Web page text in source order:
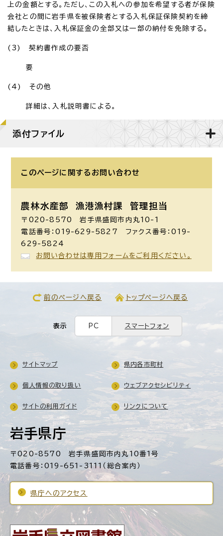
上の金額とする。ただし、この入札への参加を希望する者が保険
会社との間に岩手県を被保険者とする入札保証保険契約を締
結したときは、入札保証金の全部又は一部の納付を免除する。
(3) 契約書作成の要否
要
(4) その他
詳細は、入札説明書による。
添付ファイル
このページに関する お問い合わせ
農林水産部 漁港漁村課 管理担当
〒020-8570 岩手県盛岡市内丸10-1
電話番号：019-629-5827 ファクス番号：019-
629-5824
お問い合わせは専用フォームをご利用ください。
前のページへ戻る トップページへ戻る
表示 PC スマートフォン
岩手県庁
〒020-8570 岩手県盛岡市内丸10番1号
電話番号：019-651-3111（総合案内）
県庁へのアクセス
サイトマップ 県内各市町村
個人情報の取り扱い ウェブアクセシビリティ
サイトの利用ガイド リンクについて